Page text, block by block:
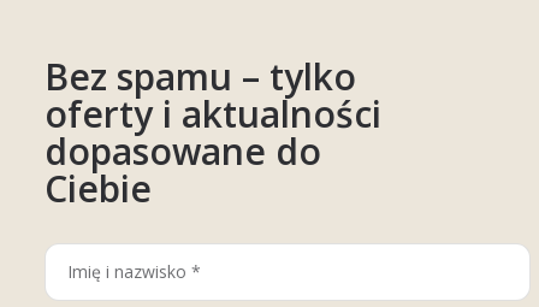
Bez spamu – tylko
oferty i aktualności
dopasowane do
Ciebie